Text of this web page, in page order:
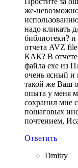
же-
надо кликать
библиотеки? и
отчета AVZ
КАК? В отчете
файла ехе из
очень ясный и
такой же Ваш
опыта у меня
сохранил мне
пошаговых
почтением,
Ответить
Dmitry